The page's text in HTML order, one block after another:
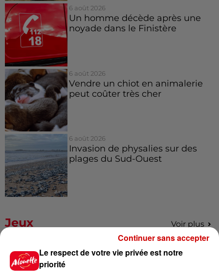
6 août 2026
Un homme décède après une
noyade dans le Finistère
6 août 2026
Vendre un chiot en animalerie
peut coûter très cher
6 août 2026
Invasion de physalies sur des
plages du Sud-Ouest
Jeux Voir plus
Gagnez vos places pour le
Festival du Roi Arthur 2026 !
Le respect de votre vie privée est notre
priorité
Continuer sans accepter